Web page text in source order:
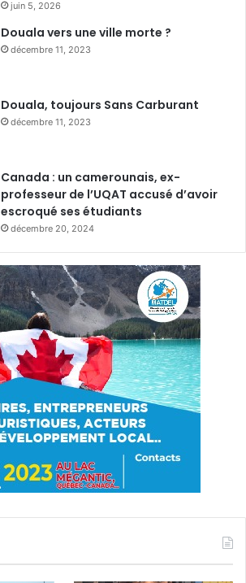
juin 5, 2026
Douala vers une ville morte ?
décembre 11, 2023
Douala, toujours Sans Carburant
décembre 11, 2023
Canada : un camerounais, ex-
professeur de l’UQAT accusé d’avoir
escroqué ses étudiants
décembre 20, 2024